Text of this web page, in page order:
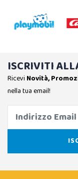
ISCRIVITI
Ricevi Novità,
nella tua email!